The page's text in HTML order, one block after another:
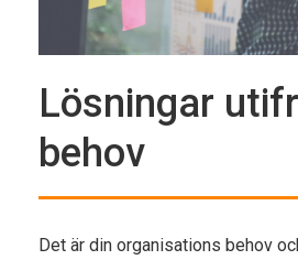
Lösningar
behov
Det är din organisations behov